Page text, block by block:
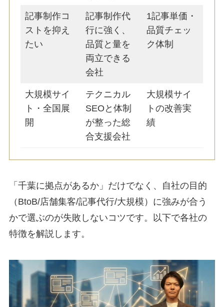
記事制作コ
ストを抑え
たい
記事制作代
行に強く、
品質と量を
両立できる
会社
1記事単価・
品質チェッ
ク体制
大規模サイ
ト・全国展
開
テクニカル
SEOと体制
が整った総
合支援会社
大規模サイ
トの改善実
績
「千葉に拠点があるか」だけでなく、自社の目的
（BtoB/店舗集客/記事代行/大規模）に強みが合う
かで選ぶのが失敗しないコツです。以下で各社の
特徴を解説します。